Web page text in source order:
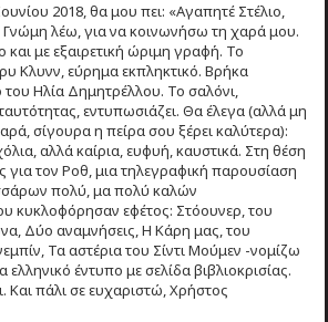
2018, θα μου πει: «Αγαπητέ Στέλιο,
λέω, για να κοινωνήσω τη χαρά μου.
και με εξαιρετική ώριμη γραφή. Το
Κλυνν, εύρημα εκπληκτικό. Βρήκα
Ηλία Δημητρέλλου. Το σαλόνι,
εντυπωσιάζει. Θα έλεγα (αλλά μη
σίγουρα η πείρα σου ξέρει καλύτερα):
αλλά καίρια, ευφυή, καυστικά. Στη θέση
για τον Ροθ, μια τηλεγραφική παρουσίαση
πολύ, μα πολύ καλών
κυκλοφόρησαν εφέτος: Στόουνερ, του
Δύο αναμνήσεις, Η Κάρη μας, του
Τα αστέρια του Σίντι Μούμεν -νομίζω
έντυπο με σελίδα βιβλιοκρισίας.
Και πάλι σε ευχαριστώ, Χρήστος